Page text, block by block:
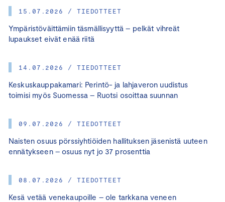
15.07.2026 / TIEDOTTEET
Ympäristöväittämiin täsmällisyyttä – pelkät vihreät
lupaukset eivät enää riitä
14.07.2026 / TIEDOTTEET
Keskuskauppakamari: Perintö- ja lahjaveron uudistus
toimisi myös Suomessa – Ruotsi osoittaa suunnan
09.07.2026 / TIEDOTTEET
Naisten osuus pörssiyhtiöiden hallituksen jäsenistä uuteen
ennätykseen – osuus nyt jo 37 prosenttia
08.07.2026 / TIEDOTTEET
Kesä vetää venekaupoille – ole tarkkana veneen